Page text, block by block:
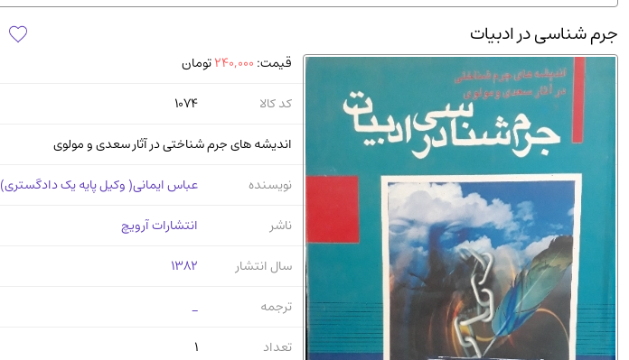
دانشگاه پیامـ نور(10)
جرم شناسی در ادبیات
قیمت: 240,000تومان
کد کالا
1074
اندیشه‌ های جرم شناختی در آثار سعدی و مولوی
نویسنده
عباس ایمانی( وکیل پایه یک دادگستری)
ناشر
انتشارات آرویچ
سال انتشار
1382
ترجمه
_
تعداد
1